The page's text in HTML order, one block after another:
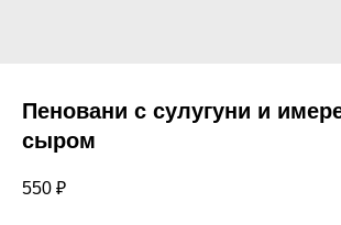
Пеновани с сулугуни и
сыром
550 ₽